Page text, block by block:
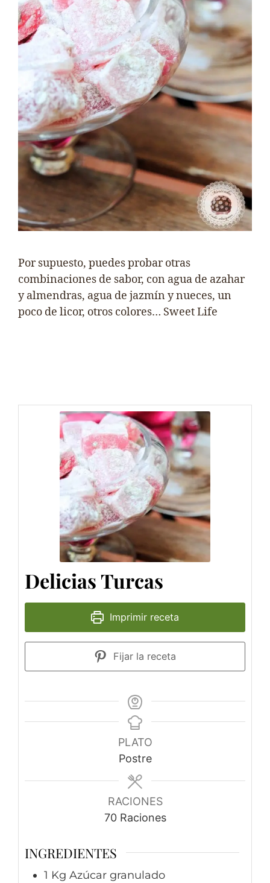
Por supuesto, puedes probar otras
combinaciones de sabor, con agua de azahar
y almendras, agua de jazmín y nueces, un
poco de licor, otros colores… Sweet Life
Delicias Turcas
Imprimir receta
Fijar la receta
PLATO
Postre
RACIONES
70 Raciones
INGREDIENTES
1 Kg Azúcar granulado